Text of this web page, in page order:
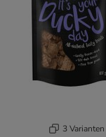
3 Varianten